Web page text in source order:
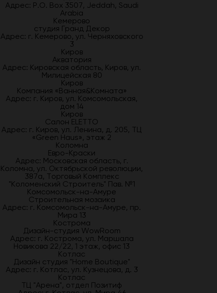
Адрес: P.O. Box 3507, Jeddah, Saudi
Arabia
Кемерово
студия Гранд Декор
Адрес: г. Кемерово, ул. Черняховского
3
Киров
Акватория
Адрес: Кировская область, Киров, ул.
Милицейская 80
Киров
Компания «Ванная&Комната»
Адрес: г. Киров, ул. Комсомольская,
дом 14
Киров
Салон ELETTO
Адрес: г. Киров, ул. Ленина, д. 205, ТЦ
«Green Haus», этаж 2
Коломна
Евро-Краски
Адрес: Московская область, г.
Коломна, ул. Октябрьской революции,
387а, Торговый Комплекс
"Коломенский Строитель" Пав. №1
Комсомольск-на-Амуре
Строительная мозаика
Адрес: г. Комсомольск-на-Амуре, пр.
Мира 13
Кострома
Дизайн-студия WowRoom
Адрес: г. Кострома, ул. Маршала
Новикова 22/22, 1 этаж, офис 13
Котлас
Дизайн студия "Home Boutique"
Адрес: г. Котлас, ул. Кузнецова, д. 3
Котлас
ТЦ "Арена", отдел Позитиф